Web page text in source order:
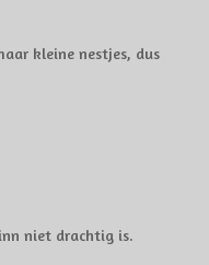
kleine nestjes, dus
niet drachtig is.